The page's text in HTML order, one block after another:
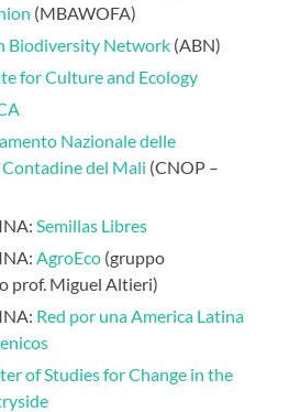
(MBAWOFA)
Biodiversity Network (ABN)
for Culture and Ecology
Nazionale delle
del Mali (CNOP –
Semillas Libres
AgroEco (gruppo
prof. Miguel Altieri)
Red por una America Latina
of Studies for Change in the